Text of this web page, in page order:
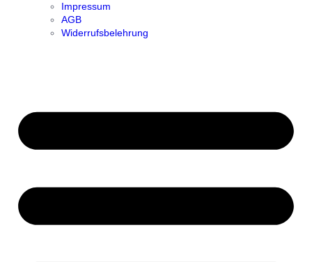
Impressum
AGB
Widerrufsbelehrung